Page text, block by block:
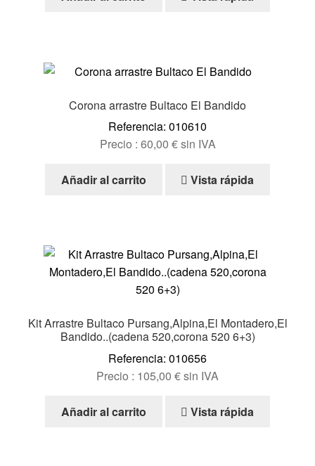
Corona arrastre Bultaco El Bandido
Referencia: 010610
Precio : 60,00 €sin IVA
Añadir al carrito Vista rápida
Kit Arrastre Bultaco Pursang,Alpina,El Montadero,El
Bandido..(cadena 520,corona 520 6+3)
Referencia: 010656
Precio : 105,00 €sin IVA
Añadir al carrito Vista rápida